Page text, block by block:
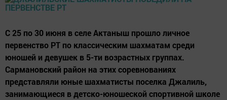
С 25 по 30 июня в селе Актаныш прошло личное
первенство РТ по классическим шахматам среди
юношей и девушек в 5-ти возрастных группах.
Сармановский район на этих соревнованиях
представляли юные шахматисты поселка Джалиль,
занимающиеся в детско-юношеской спортивной школе